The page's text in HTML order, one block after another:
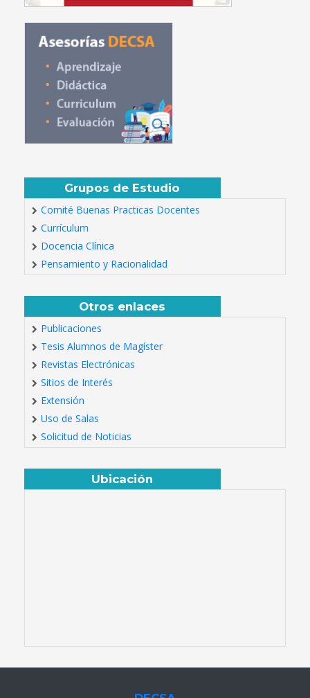
Grupos de Estudio
Comité Buenas Practicas Docentes
Currículum
Docencia Clínica
Pensamiento y Racionalidad
Otros enlaces
Publicaciones
Tesis Alumnos de Magíster
Revistas Electrónicas
Sitios de Interés
Extensión
Uso de Salas
Solicitud de Noticias
Ubicación